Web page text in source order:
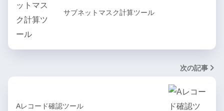
サブネットマスク計算ツール
次の記事
Aレコード確認ツール